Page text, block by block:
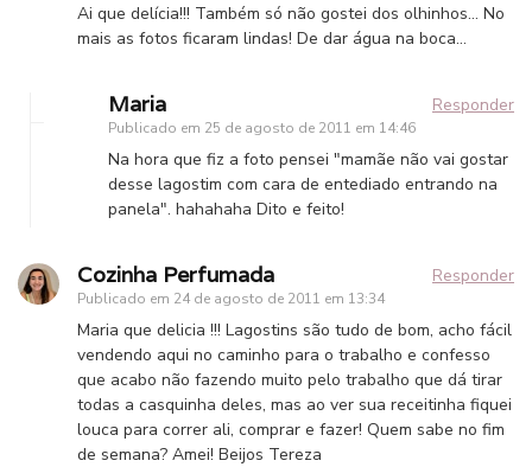
Ai que delícia!!! Também só não gostei dos olhinhos… No
mais as fotos ficaram lindas! De dar água na boca…
Maria
Publicado em 25 de agosto de 2011 em 14:46
Responder
Na hora que fiz a foto pensei "mamãe não vai gostar
desse lagostim com cara de entediado entrando na
panela". hahahaha Dito e feito!
Cozinha Perfumada
Publicado em 24 de agosto de 2011 em 13:34
Responder
Maria que delicia !!! Lagostins são tudo de bom, acho fácil
vendendo aqui no caminho para o trabalho e confesso
que acabo não fazendo muito pelo trabalho que dá tirar
todas a casquinha deles, mas ao ver sua receitinha fiquei
louca para correr ali, comprar e fazer! Quem sabe no fim
de semana? Amei! Beijos Tereza